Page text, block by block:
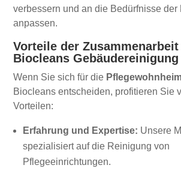
verbessern und an die Bedürfnisse der
anpassen.
Vorteile der
Biocleans Gebäudereinigung
Wenn Sie sich für die
Biocleans entscheiden, profitieren Sie
Vorteilen:
Erfahrung und Expertise: Unsere
spezialisiert auf die Reinigung von
Pflegeeinrichtungen.